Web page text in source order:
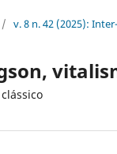
/ v. 8 n. 42 (2025):